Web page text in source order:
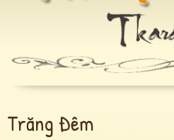
Trăng Đêm